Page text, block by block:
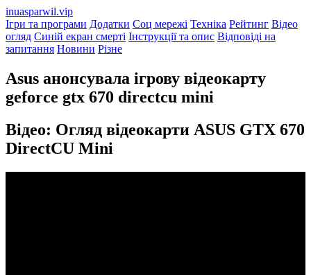
inuasparwil.vip
Ігри та програми Додатки Соц мережі Техніка Рейтинг Відео
огляд Синій екран смерті Інструкції та опис Відповіді на
запитання Новини Різне
Asus анонсувала ігрову відеокарту
geforce gtx 670 directcu mini
Відео: Огляд відеокарти ASUS GTX 670
DirectCU Mini